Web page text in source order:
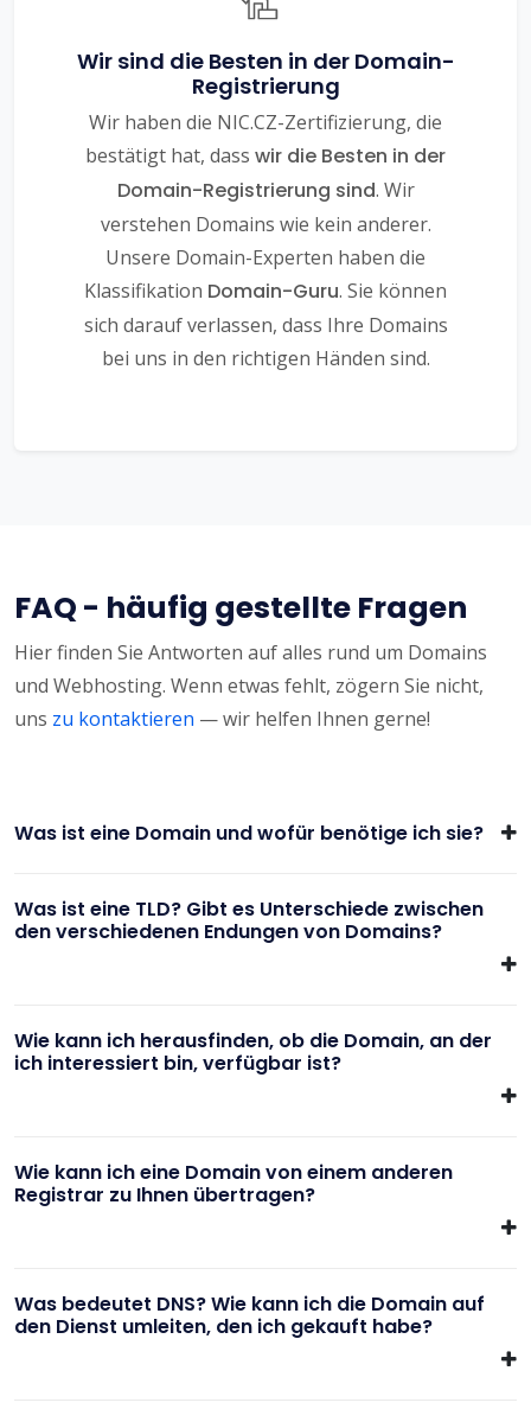
Wir sind die Besten in der Domain-
Registrierung
Wir haben die NIC.CZ-Zertifizierung, die
bestätigt hat, dass wir die Besten in der
Domain-Registrierung sind. Wir
verstehen Domains wie kein anderer.
Unsere Domain-Experten haben die
Klassifikation Domain-Guru. Sie können
sich darauf verlassen, dass Ihre Domains
bei uns in den richtigen Händen sind.
FAQ - häufig gestellte Fragen
Hier finden Sie Antworten auf alles rund um Domains
und Webhosting. Wenn etwas fehlt, zögern Sie nicht,
uns zu kontaktieren — wir helfen Ihnen gerne!
Was ist eine Domain und wofür benötige ich sie?
Was ist eine TLD? Gibt es Unterschiede zwischen
den verschiedenen Endungen von Domains?
Wie kann ich herausfinden, ob die Domain, an der
ich interessiert bin, verfügbar ist?
Wie kann ich eine Domain von einem anderen
Registrar zu Ihnen übertragen?
Was bedeutet DNS? Wie kann ich die Domain auf
den Dienst umleiten, den ich gekauft habe?